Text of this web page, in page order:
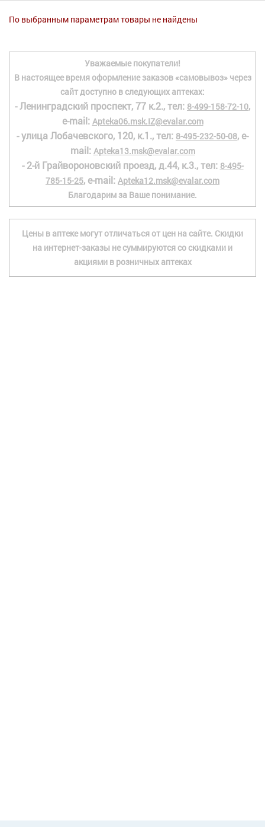
Планирование семьи
Медтехника
Оптика
Ортопедия
Мама и малыш
Уход за больными
+7 (495) 921-40-74 Вакансии
По выбранным параметрам товары не найдены
Уважаемые покупатели!
В настоящее время оформление заказов «самовывоз» через
сайт доступно в следующих аптеках:
- Ленинградский проспект, 77 к.2., тел: 8-499-158-72-10,
e-mail: Apteka06.msk.IZ@evalar.com
- улица Лобачевского, 120, к.1., тел: 8-495-232-50-08, e-
mail: Apteka13.msk@evalar.com
- 2-й Грайвороновский проезд, д.44, к.3., тел: 8-495-
785-15-25, e-mail: Apteka12.msk@evalar.com
Благодарим за Ваше понимание.
Цены в аптеке могут отличаться от цен на сайте. Скидки
на интернет-заказы не суммируются со скидками и
акциями в розничных аптеках